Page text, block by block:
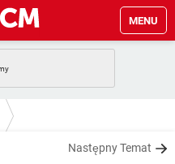
MENU
WHATSAPP
TIKTOK
Następny Temat